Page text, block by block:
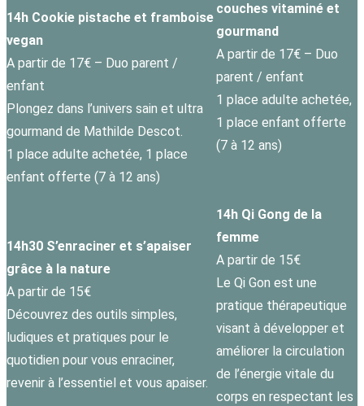
14h Cookie pistache et framboise
vegan
A partir de 17€ – Duo parent /
enfant
Plongez dans l’univers sain et ultra
gourmand de Mathilde Descot.
1 place adulte achetée, 1 place
enfant offerte (7 à 12 ans)
14h30 S’enraciner et s’apaiser
grâce à la nature
A partir de 15€
Découvrez des outils simples,
ludiques et pratiques pour le
quotidien pour vous enraciner,
revenir à l’essentiel et vous apaiser.
couches vitaminé et
gourmand
A partir de 17€ – Duo
parent / enfant
1 place adulte achetée,
1 place enfant offerte
(7 à 12 ans)
14h Qi Gong de la
femme
A partir de 15€
Le Qi Gon est une
pratique thérapeutique
visant à développer et
améliorer la circulation
de l’énergie vitale du
corps en respectant les